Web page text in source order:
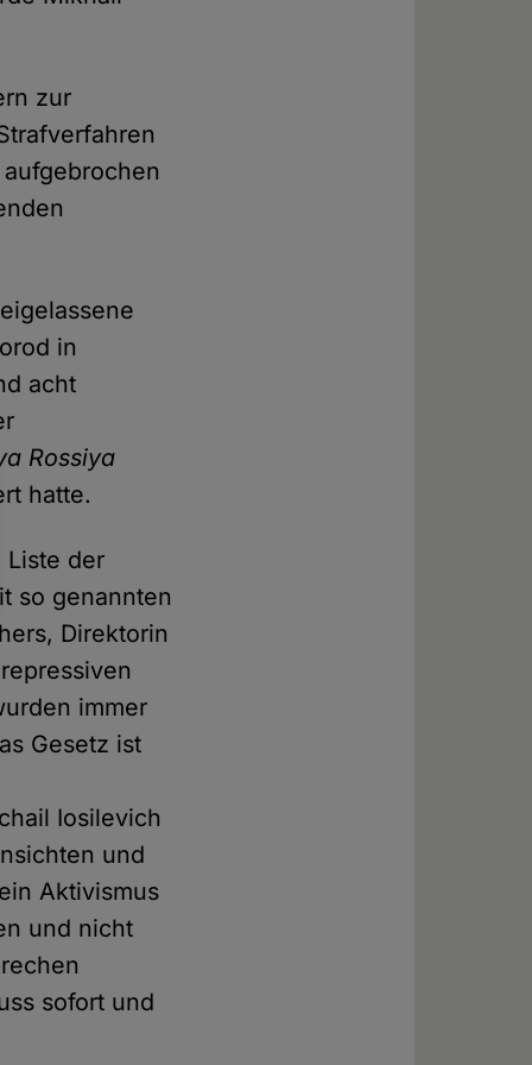
zur
in
acht
Rossiya
hatte.
Liste der
so genannten
Direktorin
immer
Gesetz ist
Iosilevich
und
Aktivismus
und nicht
sofort und